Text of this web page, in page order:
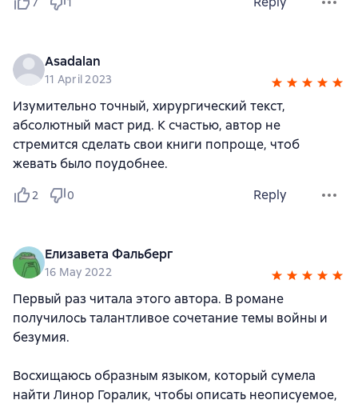
Asadalan
11 April 2023
Изумительно точный, хирургический текст,
абсолютный маст рид. К счастью, автор не
стремится сделать свои книги попроще, чтоб
жевать было поудобнее.
2 0 Reply
Елизавета Фальберг
16 May 2022
Первый раз читала этого автора. В романе
получилось талантливое сочетание темы войны и
безумия.
Восхищаюсь образным языком, который сумела
найти Линор Горалик, чтобы описать неописуемое,